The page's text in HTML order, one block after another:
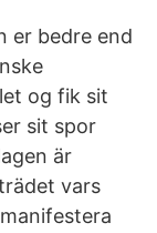
er bedre end
og fik sit
sit spor
är
vars